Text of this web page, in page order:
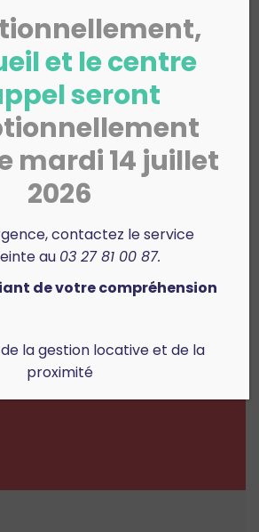
35
Ventes comme
objectif annuel
215
comme objectif annuel
et le centre
seront
mardi 14 juillet
2026
contactez le service
au 03 27 81 00 87.
de votre compréhension
la gestion locative et de la
proximité